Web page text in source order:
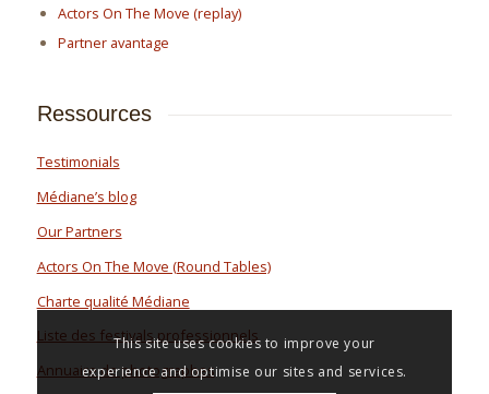
Actors On The Move (replay)
Partner avantage
Ressources
Testimonials
Médiane’s blog
Our Partners
Actors On The Move (Round Tables)
Charte qualité Médiane
Liste des festivals professionnels
Annuaire de photographes
This site uses cookies to improve your
experience and optimise our sites and services.